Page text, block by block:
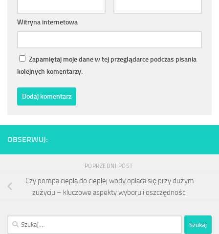
Witryna internetowa
Zapamiętaj moje dane w tej przeglądarce podczas pisania
kolejnych komentarzy.
OBSERWUJ:
POPRZEDNI POST
Czy pompa ciepła do ciepłej wody opłaca się przy dużym
zużyciu – kluczowe aspekty wyboru i oszczędności
Szukaj: